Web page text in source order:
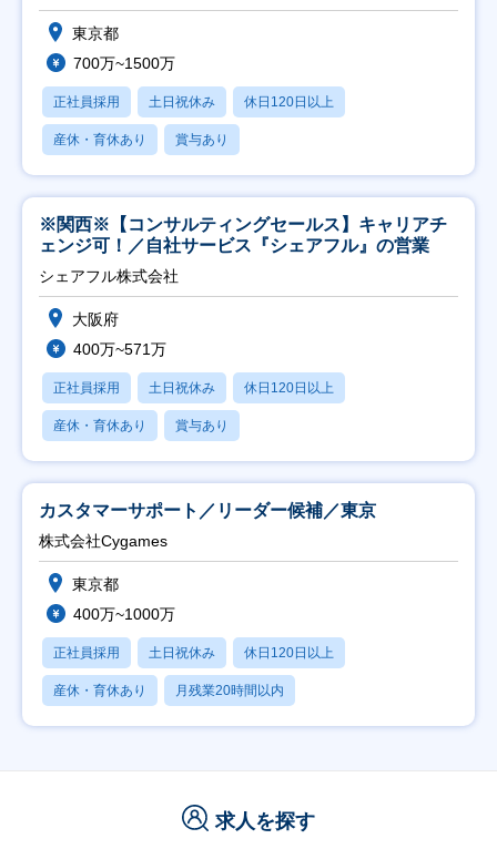
東京都
700万~1500万
正社員採用 土日祝休み 休日120日以上
産休・育休あり 賞与あり
※関西※【コンサルティングセールス】キャリアチ
ェンジ可！／自社サービス『シェアフル』の営業
シェアフル株式会社
大阪府
400万~571万
正社員採用 土日祝休み 休日120日以上
産休・育休あり 賞与あり
カスタマーサポート／リーダー候補／東京
株式会社Cygames
東京都
400万~1000万
正社員採用 土日祝休み 休日120日以上
産休・育休あり 月残業20時間以内
求人を探す